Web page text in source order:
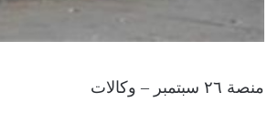
منصة ٢٦ سبتمبر – وكالات